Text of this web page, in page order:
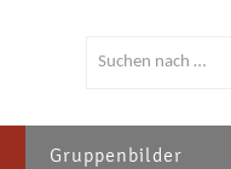
Gruppenbilder